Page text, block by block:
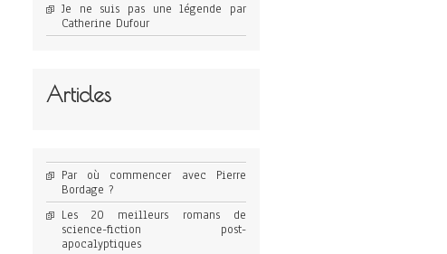
Je ne suis pas une légende par
Catherine Dufour
Articles
Par où commencer avec Pierre
Bordage ?
Les 20 meilleurs romans de
science-fiction post-
apocalyptiques